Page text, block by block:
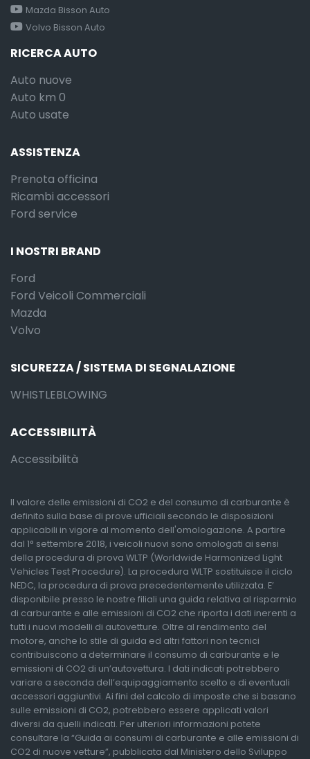
Mazda Bisson Auto
Volvo Bisson Auto
RICERCA AUTO
Auto nuove
Auto km 0
Auto usate
ASSISTENZA
Prenota officina
Ricambi accessori
Ford service
I NOSTRI BRAND
Ford
Ford Veicoli Commerciali
Mazda
Volvo
SICUREZZA / SISTEMA DI SEGNALAZIONE
WHISTLEBLOWING
ACCESSIBILITÀ
Accessibilità
Il valore delle emissioni di CO2 e del consumo di carburante è
definito sulla base di prove ufficiali secondo le disposizioni
applicabili in vigore al momento dell'omologazione. A partire
dal 1° settembre 2018, i veicoli nuovi sono omologati ai sensi
della procedura di prova WLTP (Worldwide Harmonized Light
Vehicles Test Procedure). La procedura WLTP sostituisce il ciclo
NEDC, la procedura di prova precedentemente utilizzata. E’
disponibile presso le nostre filiali una guida relativa al risparmio
di carburante e alle emissioni di CO2 che riporta i dati inerenti a
tutti i nuovi modelli di autovetture. Oltre al rendimento del
motore, anche lo stile di guida ed altri fattori non tecnici
contribuiscono a determinare il consumo di carburante e le
emissioni di CO2 di un’autovettura. I dati indicati potrebbero
variare a seconda dell’equipaggiamento scelto e di eventuali
accessori aggiuntivi. Ai fini del calcolo di imposte che si basano
sulle emissioni di CO2, potrebbero essere applicati valori
diversi da quelli indicati. Per ulteriori informazioni potete
consultare la “Guida ai consumi di carburante e alle emissioni di
CO2 di nuove vetture”, pubblicata dal Ministero dello Sviluppo